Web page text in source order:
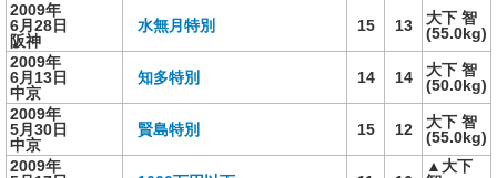
2009年
6月28日
阪神
水無月特別 15 13
大下 智
(55.0kg)
2009年
6月13日
中京
知多特別 14 14
大下 智
(50.0kg)
2009年
5月30日
中京
賢島特別 15 12
大下 智
(55.0kg)
2009年
▲大下